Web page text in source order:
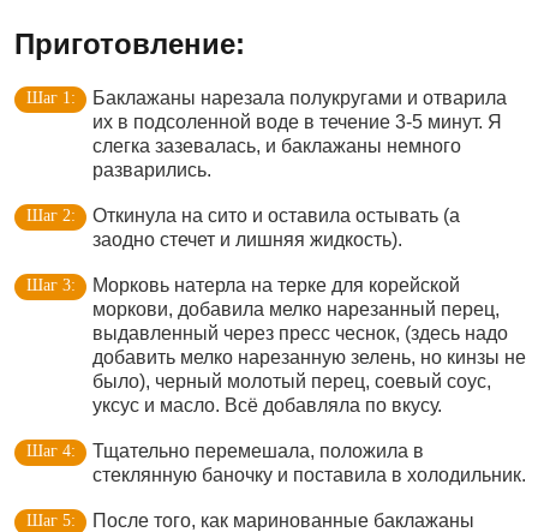
Приготовление:
Баклажаны нарезала полукругами и отварила
их в подсоленной воде в течение 3-5 минут. Я
слегка зазевалась, и баклажаны немного
разварились.
Откинула на сито и оставила остывать (а
заодно стечет и лишняя жидкость).
Морковь натерла на терке для корейской
моркови, добавила мелко нарезанный перец,
выдавленный через пресс чеснок, (здесь надо
добавить мелко нарезанную зелень, но кинзы не
было), черный молотый перец, соевый соус,
уксус и масло. Всё добавляла по вкусу.
Тщательно перемешала, положила в
стеклянную баночку и поставила в холодильник.
После того, как маринованные баклажаны